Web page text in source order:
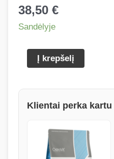
38,50 €
Sandėlyje
produkto
kiekis:
Į krepšelį
Klientai perka kartu